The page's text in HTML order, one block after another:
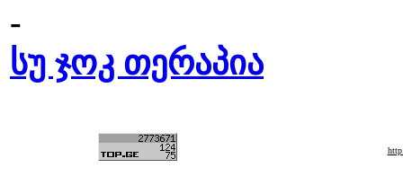
-
სუ ჯოკ თერაპია